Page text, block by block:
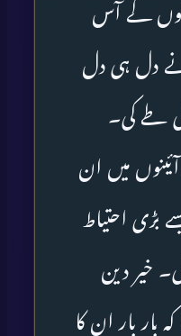
کے آس
نے دل ہی دل
طے کی۔
میں ان
بڑی احتیاط
خیر دین
بار بار ان کا